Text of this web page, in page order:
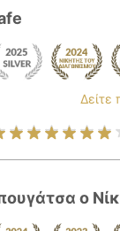
Δείτε
ο